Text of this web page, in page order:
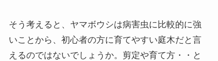
そう考えると、ヤマボウシは病害虫に比較的に強
いことから、初心者の方に育てやすい庭木だと言
えるのではないでしょうか。剪定や育て方・・と